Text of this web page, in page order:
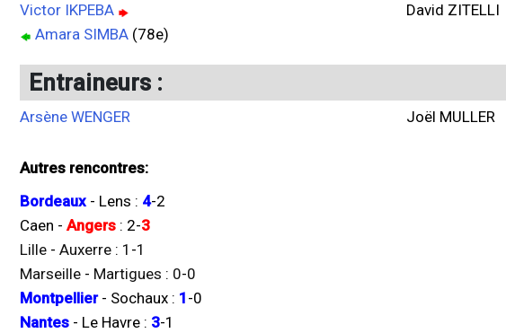
Victor IKPEBA
Amara SIMBA (78e)
David ZITELLI
Entraineurs :
Arsène WENGER Joël MULLER
Autres rencontres:
Bordeaux - Lens : 4-2
Caen - Angers : 2-3
Lille - Auxerre : 1 -1
Marseille - Martigues : 0-0
Montpellier- Sochaux : 1 -0
Nantes - Le Havre : 3-1